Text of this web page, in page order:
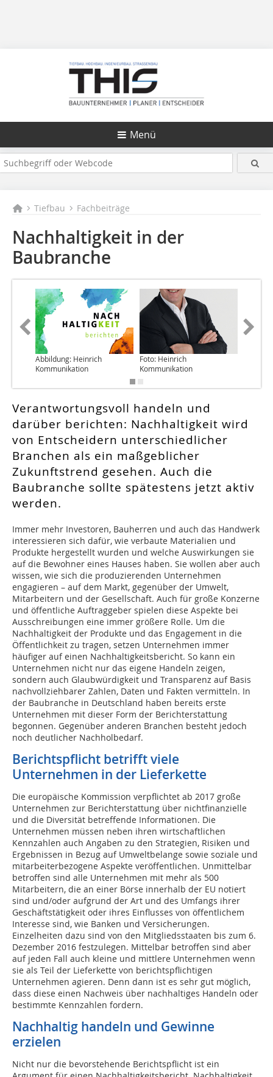
Menü
Tiefbau Fachbeiträge
Nachhaltigkeit in der
Baubranche
Abbildung: Heinrich
Kommunikation
Foto: Heinrich
Kommunikation
Verantwortungsvoll handeln und
darüber berichten: Nachhaltigkeit wird
von Entscheidern unterschiedlicher
Branchen als ein maßgeblicher
Zukunftstrend gesehen. Auch die
Baubranche sollte spätestens jetzt aktiv
werden.
Immer mehr Investoren, Bauherren und auch das Handwerk
interessieren sich dafür, wie verbaute Materialien und
Produkte hergestellt wurden und welche Auswirkungen sie
auf die Bewohner eines Hauses haben. Sie wollen aber auch
wissen, wie sich die produzierenden Unternehmen
engagieren – auf dem Markt, gegenüber der Umwelt,
Mitarbeitern und der Gesellschaft. Auch für große Konzerne
und öffentliche Auftraggeber spielen diese Aspekte bei
Ausschreibungen eine immer größere Rolle. Um die
Nachhaltigkeit der Produkte und das Engagement in die
Öffentlichkeit zu tragen, setzen Unternehmen immer
häufiger auf einen Nachhaltigkeitsbericht. So kann ein
Unternehmen nicht nur das eigene Handeln zeigen,
sondern auch Glaubwürdigkeit und Transparenz auf Basis
nachvollziehbarer Zahlen, Daten und Fakten vermitteln. In
der Baubranche in Deutschland haben bereits erste
Unternehmen mit dieser Form der Berichterstattung
begonnen. Gegenüber anderen Branchen besteht jedoch
noch deutlicher Nachholbedarf.
Berichtspflicht betrifft viele
Unternehmen in der Lieferkette
Die europäische Kommission verpflichtet ab 2017 große
Unternehmen zur Berichterstattung über nichtfinanzielle
und die Diversität betreffende Informationen. Die
Unternehmen müssen neben ihren wirtschaftlichen
Kennzahlen auch Angaben zu den Strategien, Risiken und
Ergebnissen in Bezug auf Umweltbelange sowie soziale und
mitarbeiterbezogene Aspekte veröffentlichen. Unmittelbar
betroffen sind alle Unternehmen mit mehr als 500
Mitarbeitern, die an einer Börse innerhalb der EU notiert
sind und/oder aufgrund der Art und des Umfangs ihrer
Geschäftstätigkeit oder ihres Einflusses von öffentlichem
Interesse sind, wie Banken und Versicherungen.
Einzelheiten dazu sind von den Mitgliedsstaaten bis zum 6.
Dezember 2016 festzulegen. Mittelbar betroffen sind aber
auf jeden Fall auch kleine und mittlere Unternehmen wenn
sie als Teil der Lieferkette von berichtspflichtigen
Unternehmen agieren. Denn dann ist es sehr gut möglich,
dass diese einen Nachweis über nachhaltiges Handeln oder
bestimmte Kennzahlen fordern.
Nachhaltig handeln und Gewinne
erzielen
Nicht nur die bevorstehende Berichtspflicht ist ein